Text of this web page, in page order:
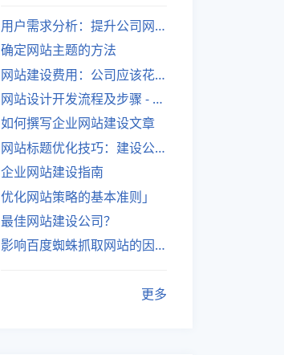
用户需求分析：提升公司网站建设效果
确定网站主题的方法
网站建设费用：公司应该花费多少？
网站设计开发流程及步骤 - 优化后的标题
如何撰写企业网站建设文章
网站标题优化技巧：建设公司的专业指导
企业网站建设指南
优化网站策略的基本准则」
最佳网站建设公司？
影响百度蜘蛛抓取网站的因素有哪些？
更多